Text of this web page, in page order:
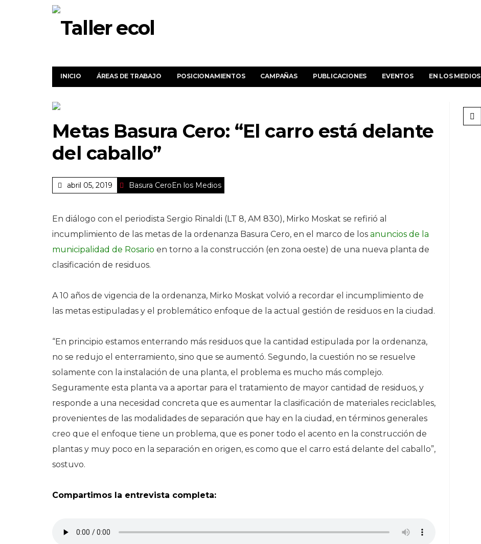
INICIO ÁREAS DE TRABAJO POSICIONAMIENTOS CAMPAÑAS PUBLICACIONES EVENTOS EN LOS MEDIOS
Metas Basura Cero: “El carro está delante
del caballo”
abril 05, 2019 Basura CeroEn los Medios
En diálogo con el periodista Sergio Rinaldi (LT 8, AM 830), Mirko Moskat se refirió al
incumplimiento de las metas de la ordenanza Basura Cero, en el marco de los anuncios de la
municipalidad de Rosario en torno a la construcción (en zona oeste) de una nueva planta de
clasificación de residuos.
A 10 años de vigencia de la ordenanza, Mirko Moskat volvió a recordar el incumplimiento de
las metas estipuladas y el problemático enfoque de la actual gestión de residuos en la ciudad.
“En principio estamos enterrando más residuos que la cantidad estipulada por la ordenanza,
no se redujo el enterramiento, sino que se aumentó. Segundo, la cuestión no se resuelve
solamente con la instalación de una planta, el problema es mucho más complejo.
Seguramente esta planta va a aportar para el tratamiento de mayor cantidad de residuos, y
responde a una necesidad concreta que es aumentar la clasificación de materiales reciclables,
provenientes de las modalidades de separación que hay en la ciudad, en términos generales
creo que el enfoque tiene un problema, que es poner todo el acento en la construcción de
plantas y muy poco en la separación en origen, es como que el carro está delante del caballo”,
sostuvo.
Compartimos la entrevista completa: